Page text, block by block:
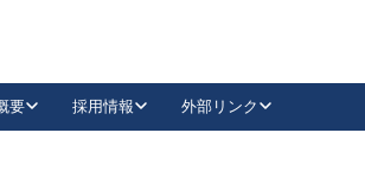
要 採用情報 外部リンク